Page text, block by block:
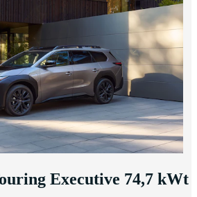
Executive 74,7 kWt